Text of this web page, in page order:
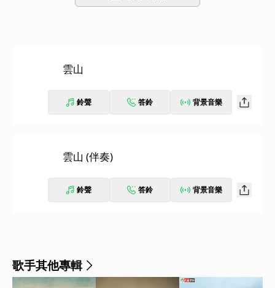
雲山
鈴聲 答鈴 背景音樂
雲山 (伴奏)
鈴聲 答鈴 背景音樂
歌手其他專輯